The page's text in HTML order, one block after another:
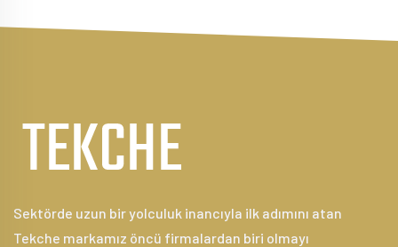
Sektörde uzun bir yolculuk inancıyla ilk adımını atan
Tekche markamız öncü firmalardan biri olmayı